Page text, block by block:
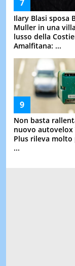
Ilary Blasi sposa
Muller in una
lusso della
Amalfitana: ...
Non basta
nuovo autovelox
Plus rileva molto
...